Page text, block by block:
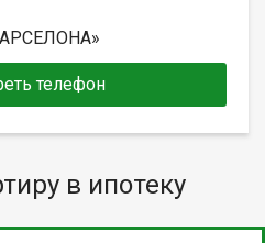
телефон
в ипотеку